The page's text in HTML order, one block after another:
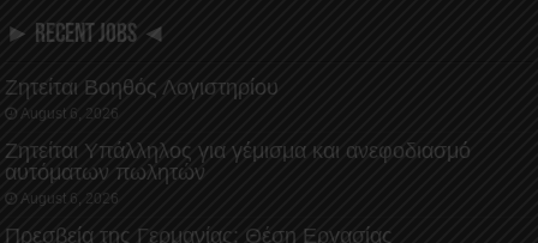
► RECENT JOBS ◄
Ζητείται Βοηθός Λογιστηρίου
August 6, 2026
Ζητείται Υπάλληλος για γέμισμα και ανεφοδιασμό
αυτόματων πωλητών
August 6, 2026
Πρεσβεία της Γερμανίας: Θέση Εργασίας